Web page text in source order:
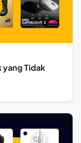
yang Tidak